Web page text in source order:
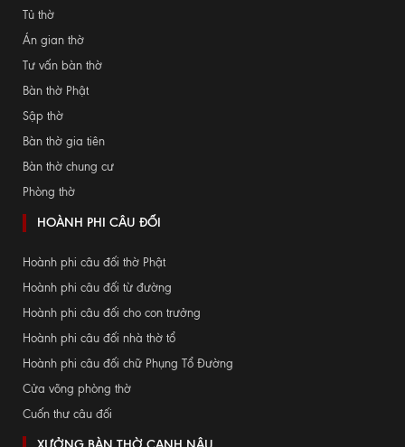
Tủ thờ
Án gian thờ
Tư vấn bàn thờ
Bàn thờ Phật
Sập thờ
Bàn thờ gia tiên
Bàn thờ chung cư
Phòng thờ
HOÀNH PHI CÂU ĐỐI
Hoành phi câu đối thờ Phật
Hoành phi câu đối từ đường
Hoành phi câu đối cho con trưởng
Hoành phi câu đối nhà thờ tổ
Hoành phi câu đối chữ Phụng Tổ Đường
Cửa võng phòng thờ
Cuốn thư câu đối